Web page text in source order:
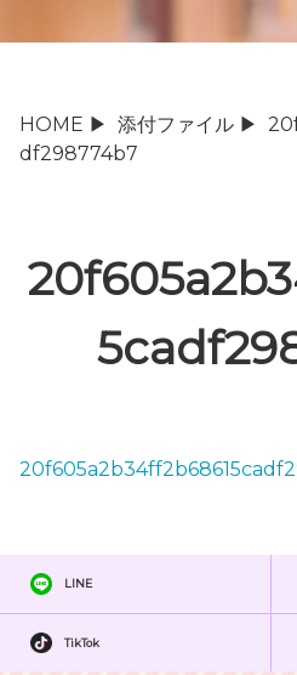
HOME ▶ 添付ファイル ▶
df298774b7
LINE
TikTok